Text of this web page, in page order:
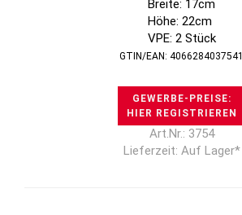
Breite: 17cm
Höhe: 22cm
VPE: 2 Stück
GTIN/EAN: 4066284037541
GEWERBE-PREISE:
HIER REGISTRIEREN
Art.Nr.: 3754
Lieferzeit: Auf Lager*